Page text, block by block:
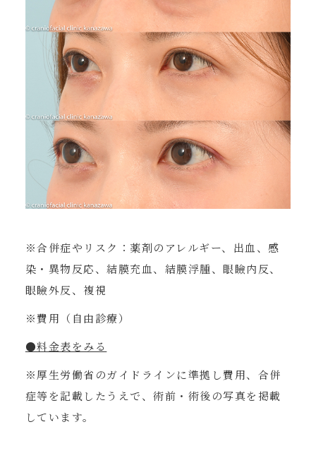
※合併症やリスク：薬剤のアレルギー、出血、感
染・異物反応、結膜充血、結膜浮腫、眼瞼内反、
眼瞼外反、複視
※費用（自由診療）
●料金表をみる
※厚生労働省のガイドラインに準拠し費用、合併
症等を記載したうえで、術前・術後の写真を掲載
しています。